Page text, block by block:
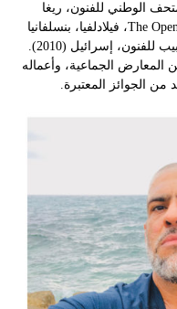
بولونيا، إيطاليا (2016)؛ المتحف الوطني للفنون، ريغا
(2014)؛ The Open Lens Gallery at The Gershman Y، فيلادلفيا، بنسلفانيا
(2012)؛ جناح هيلينا روبنشتاين، متحف تل أبيب للفنون، إسرائيل (2010).
المعارض الجماعية، وأعماله
الجوائز المعتبرة.